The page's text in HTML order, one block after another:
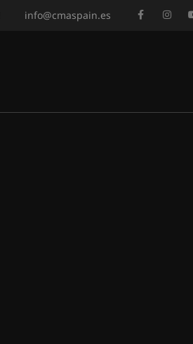
info@cmaspain.es